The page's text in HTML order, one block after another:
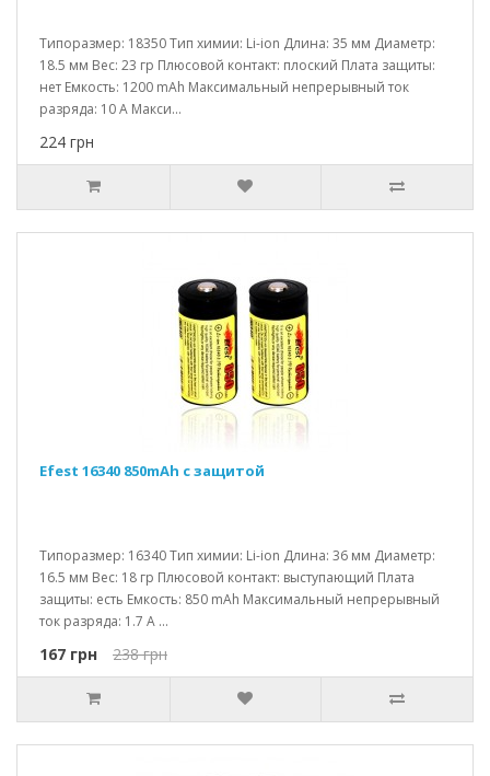
Типоразмер: 18350 Тип химии: Li-ion Длина: 35 мм Диаметр:
18.5 мм Вес: 23 гр Плюсовой контакт: плоский Плата защиты:
нет Емкость: 1200 mAh Максимальный непрерывный ток
разряда: 10 A Макси...
224 грн
Efest 16340 850mAh c защитой
Типоразмер: 16340 Тип химии: Li-ion Длина: 36 мм Диаметр:
16.5 мм Вес: 18 гр Плюсовой контакт: выступающий Плата
защиты: есть Емкость: 850 mAh Максимальный непрерывный
ток разряда: 1.7 A ...
167 грн 238 грн